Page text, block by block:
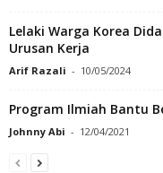
Lelaki Warga Korea
Urusan Kerja
Arif Razali - 10/05/2024
Program Ilmiah Bantu
Johnny Abi - 12/04/2021